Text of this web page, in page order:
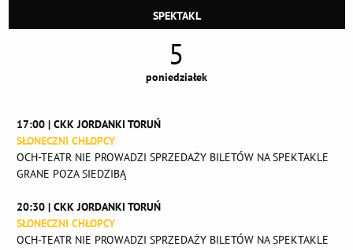
SPEKTAKL
5
poniedziałek
17:00 | CKK JORDANKI TORUŃ
SŁONECZNI CHŁOPCY
OCH-TEATR NIE PROWADZI SPRZEDAŻY BILETÓW NA SPEKTAKLE
GRANE POZA SIEDZIBĄ
20:30 | CKK JORDANKI TORUŃ
SŁONECZNI CHŁOPCY
OCH-TEATR NIE PROWADZI SPRZEDAŻY BILETÓW NA SPEKTAKLE